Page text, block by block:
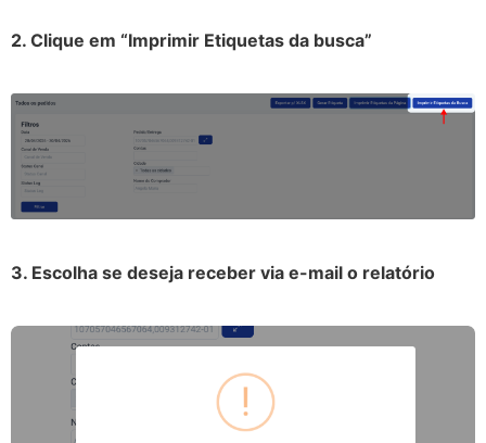
2. Clique em “Imprimir Etiquetas da busca”
3. Escolha se deseja receber via e-mail o relatório